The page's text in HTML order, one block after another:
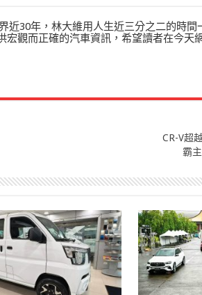
近30年，林大維用人生近三分之二的時間
宏觀而正確的汽車資訊，希望讀者在今天
CR-V超
霸